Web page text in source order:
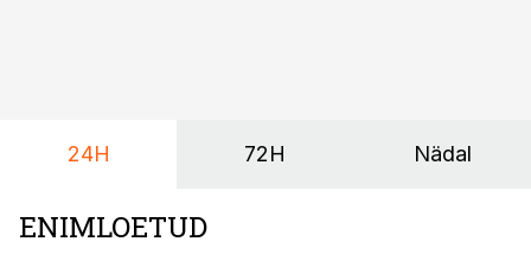
24H 72H Nädal
ENIMLOETUD